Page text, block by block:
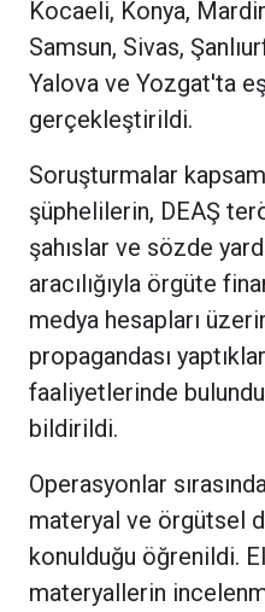
Kocaeli, Konya,
Samsun, Sivas,
Yalova ve Yozgat'ta
gerçekleştirildi.
Soruşturmalar
şüphelilerin, DEAŞ
şahıslar ve sözde
aracılığıyla örgüte
medya hesapları
propagandası
faaliyetlerinde
bildirildi.
Operasyonlar
materyal ve örgütsel
konulduğu öğrenildi.
materyallerin